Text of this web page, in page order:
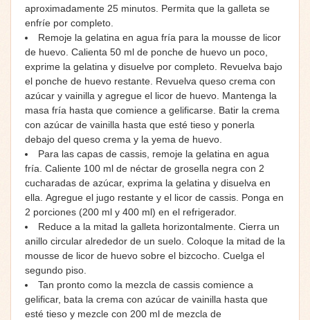
aproximadamente 25 minutos. Permita que la galleta se
enfríe por completo.
Remoje la gelatina en agua fría para la mousse de licor
de huevo. Calienta 50 ml de ponche de huevo un poco,
exprime la gelatina y disuelve por completo. Revuelva bajo
el ponche de huevo restante. Revuelva queso crema con
azúcar y vainilla y agregue el licor de huevo. Mantenga la
masa fría hasta que comience a gelificarse. Batir la crema
con azúcar de vainilla hasta que esté tieso y ponerla
debajo del queso crema y la yema de huevo.
Para las capas de cassis, remoje la gelatina en agua
fría. Caliente 100 ml de néctar de grosella negra con 2
cucharadas de azúcar, exprima la gelatina y disuelva en
ella. Agregue el jugo restante y el licor de cassis. Ponga en
2 porciones (200 ml y 400 ml) en el refrigerador.
Reduce a la mitad la galleta horizontalmente. Cierra un
anillo circular alrededor de un suelo. Coloque la mitad de la
mousse de licor de huevo sobre el bizcocho. Cuelga el
segundo piso.
Tan pronto como la mezcla de cassis comience a
gelificar, bata la crema con azúcar de vainilla hasta que
esté tieso y mezcle con 200 ml de mezcla de